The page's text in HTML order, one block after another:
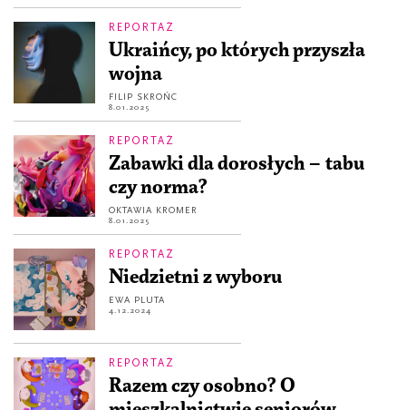
REPORTAŻ
Ukraińcy, po których przyszła
wojna
FILIP SKROŃC
8.01.2025
REPORTAŻ
Zabawki dla dorosłych – tabu
czy norma?
OKTAWIA KROMER
8.01.2025
REPORTAŻ
Niedzietni z wyboru
EWA PLUTA
4.12.2024
REPORTAŻ
Razem czy osobno? O